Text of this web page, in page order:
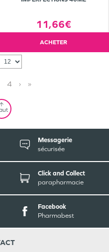
11,66€
ACHETER
4 › »
Messagerie
sécurisée
Click and Collect
parapharmacie
Facebook
Pharmabest